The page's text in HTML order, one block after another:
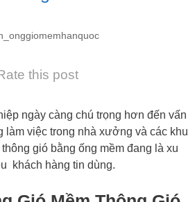
this post
ngày càng chú trọng hơn đến vấn
làm việc trong nhà xưởng và các khu
gió bằng ống mềm đang là xu
khách hàng tin dùng.